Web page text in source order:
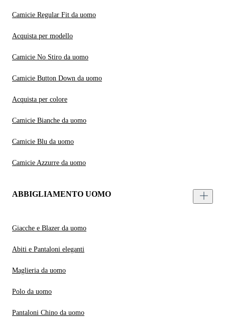
Camicie Regular Fit da uomo
Acquista per modello
Camicie No Stiro da uomo
Camicie Button Down da uomo
Acquista per colore
Camicie Bianche da uomo
Camicie Blu da uomo
Camicie Azzurre da uomo
ABBIGLIAMENTO UOMO
Giacche e Blazer da uomo
Abiti e Pantaloni eleganti
Maglieria da uomo
Polo da uomo
Pantaloni Chino da uomo